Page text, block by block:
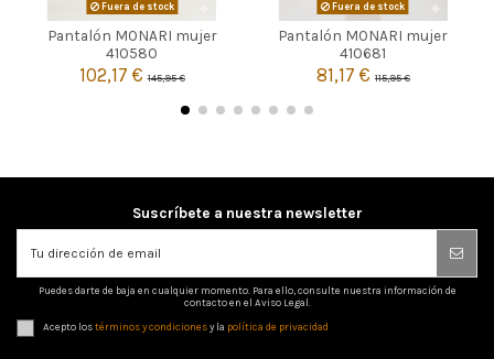
Fuera de stock
Pantalón MONARI mujer
410580
102,17 €145,95 €
 Agotado
Fuera de stock
Pantalón MONARI mujer
410681
81,17 € 115,95 €
 Agotado
Suscríbete a nuestra newsletter
Puedes darte de baja en cualquier momento. Para ello, consulte nuestra información de
contacto en el Aviso Legal.
Acepto lostérminos y condicionesy la política de privacidad